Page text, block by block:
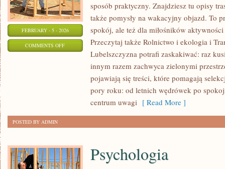
FEBRUARY - 5 - 2026
COMMENTS OFFON
REKREACJA
sposób praktyczny. Znajdziesz tu opisy
także pomysły na wakacyjny objazd. To
spokój, ale też dla miłośników
Przeczytaj także Rolnictwo i ekologia i
Lubelszczyzna potrafi zaskakiwać: raz
innym razem zachwyca zielonymi
pojawiają się treści, które pomagają
pory roku: od letnich wędrówek po
centrum uwagi [ Read More ]
POSTED BY ADMIN
Psychologia